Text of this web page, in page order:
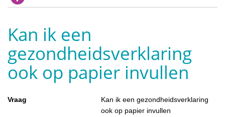
Kan ik een
gezondheidsverklaring
ook op papier invullen
Vraag
Kan ik een gezondheidsverklaring
ook op papier invullen